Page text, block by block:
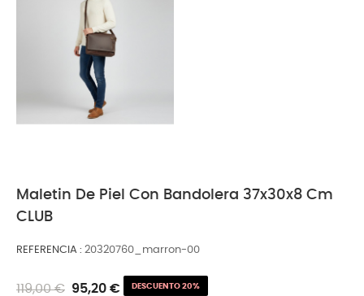
Maletin De Piel Con Bandolera 37x30x8 Cm
CLUB
REFERENCIA 20320760_marron-00
119,00 € 95,20 € DESCUENTO 20%